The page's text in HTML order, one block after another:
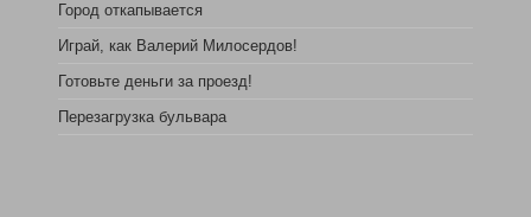
Город откапывается
Играй, как Валерий Милосердов!
Готовьте деньги за проезд!
Перезагрузка бульвара